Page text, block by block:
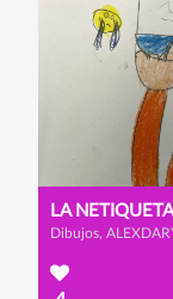
LA NETIQUETA
Dibujos,